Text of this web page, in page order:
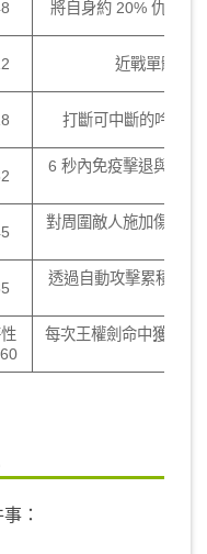
將自身約 20% 仇恨轉
近戰單體暈
打斷可中斷的吟唱技
6 秒內免疫擊退與拉扯
對周圍敵人施加傷害弱
透過自動攻擊累積 0～
每次王權劍命中獲得 1
：